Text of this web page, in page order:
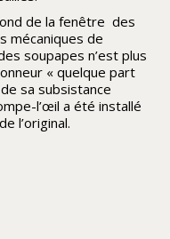
de la fenêtre des
mécaniques de
soupapes n’est plus
« quelque part
sa subsistance
l’œil a été installé
l’original.